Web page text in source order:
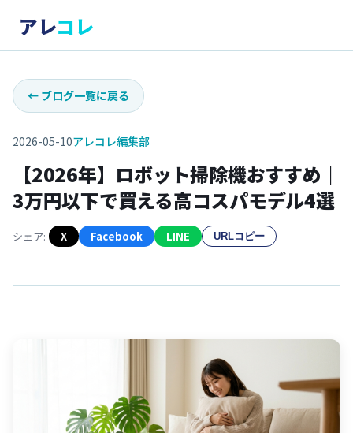
アレコレ
← ブログ一覧に戻る
2026-05-10アレコレ編集部
【2026年】ロボット掃除機おすすめ｜
3万円以下で買える高コスパモデル4選
シェア: X Facebook LINE URLコピー